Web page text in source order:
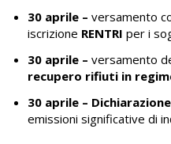
30 aprile – versamento
iscrizione RENTRI per i
30 aprile – versamento
recupero rifiuti in
30 aprile – Dichiarazione
emissioni significative di